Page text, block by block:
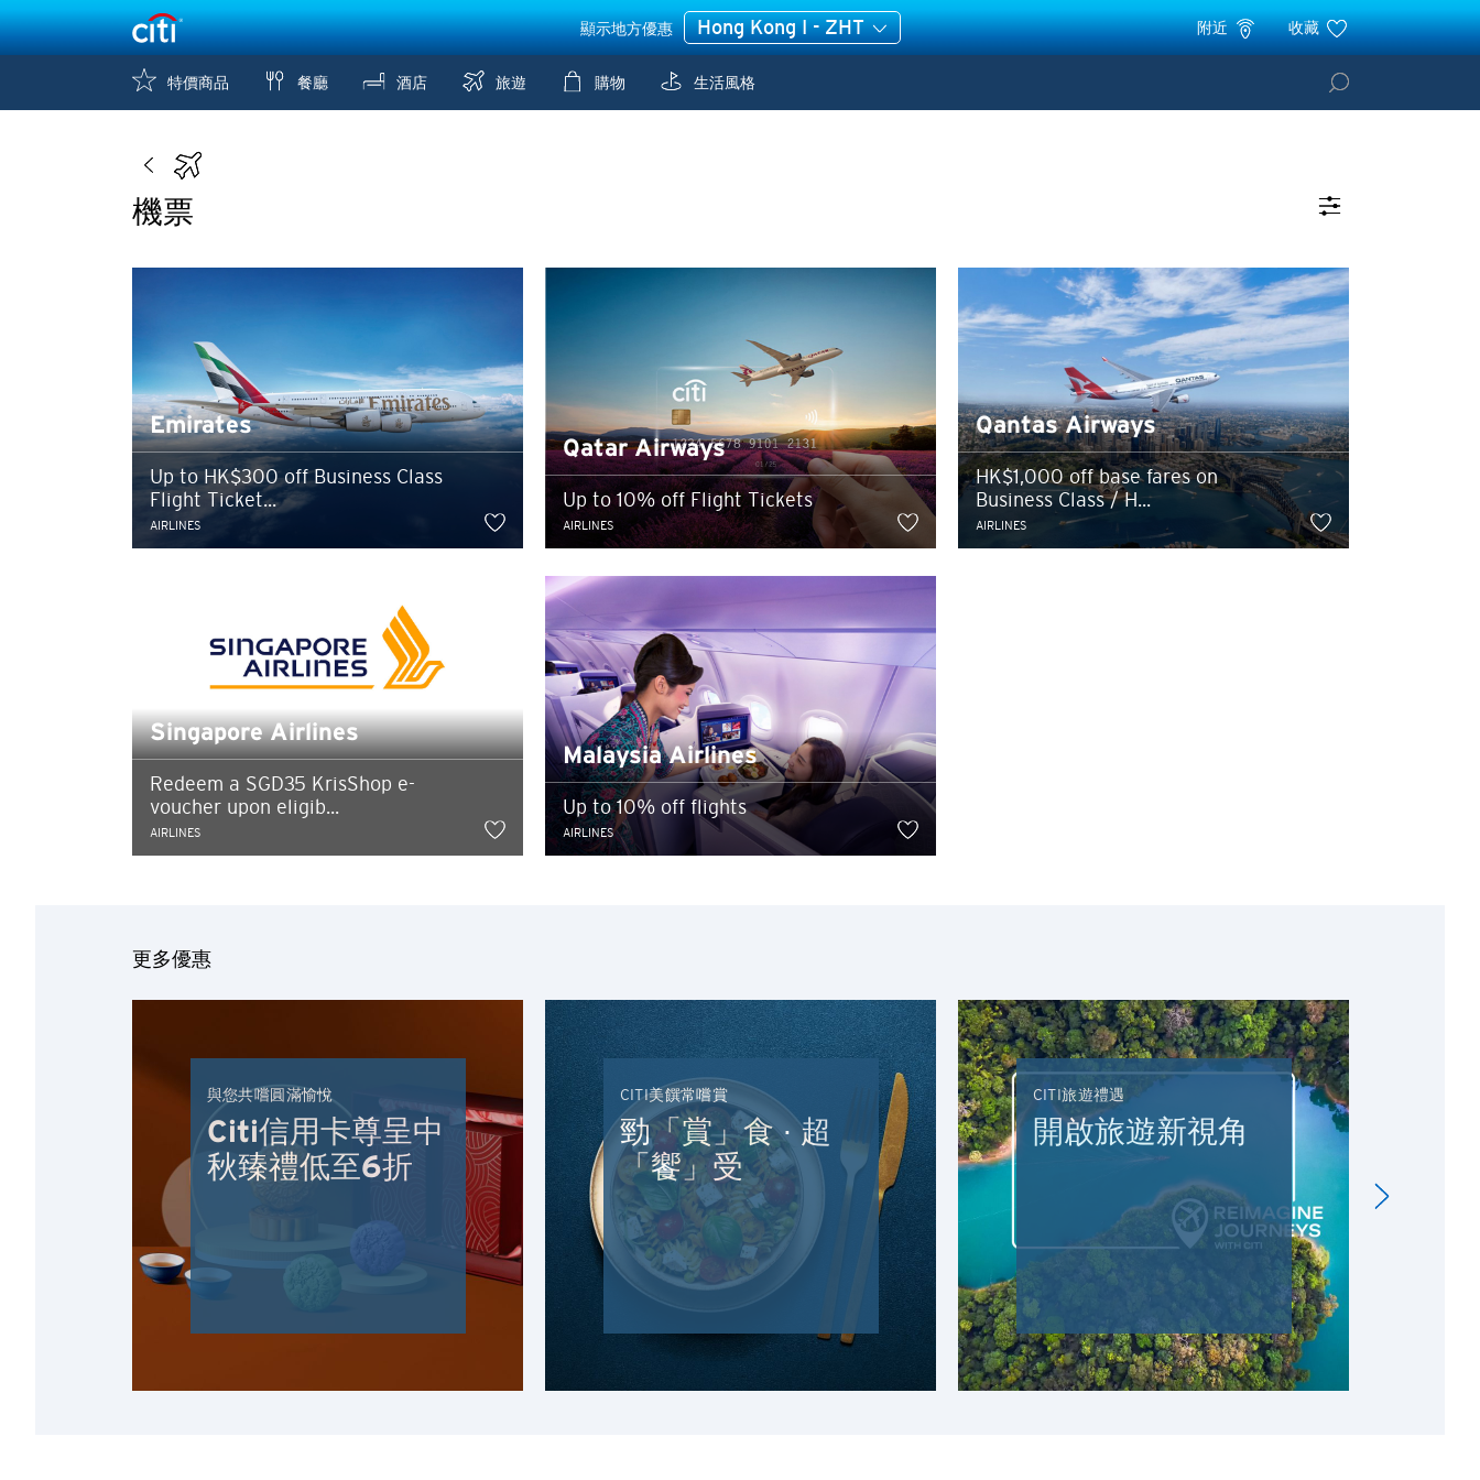
顯示地方優惠 Hong Kong I - ZHT 附近 收藏
特價商品 餐廳 酒店 旅遊 購物 生活風格
機票
Emirates
Up to HK$300 off Business Class
Flight Ticket...
AIRLINES
Qatar Airways
Up to 10% off Flight Tickets
AIRLINES
Qantas Airways
HK$1,000 off base fares on
Business Class / H...
AIRLINES
Singapore Airlines
Redeem a SGD35 KrisShop e-
voucher upon eligib...
AIRLINES
Malaysia Airlines
Up to 10% off flights
AIRLINES
最受歡迎
最新優惠
確認
更多優惠
與您共嚐圓滿愉悅
Citi信用卡尊呈中
秋臻禮低至6折
CITI美饌常嚐賞
勁「賞」食 ∙ 超
「饗」受
CITI旅遊禮遇
開啟旅遊新視角
請選擇您的語言
熱門地方
熱門地方
悉尼, 澳洲
香港
H
香港
香港島, 香港
K
九龍, 香港